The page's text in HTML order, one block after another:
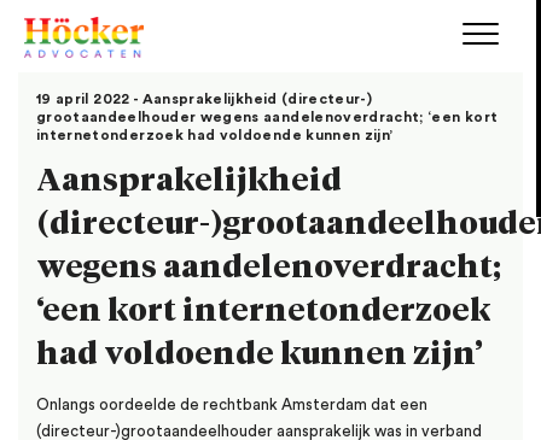
19 april 2022 - Aansprakelijkheid (directeur-)
grootaandeelhouder wegens aandelenoverdracht; ‘een kort
internetonderzoek had voldoende kunnen zijn’
Aansprakelijkheid
(directeur-
wegens aandelenoverdracht;
‘een kort internetonderzoek
had voldoende kunnen zijn’
Onlangs oordeelde de rechtbank Amsterdam dat een
(directeur-)grootaandeelhouder aansprakelijk was in verband